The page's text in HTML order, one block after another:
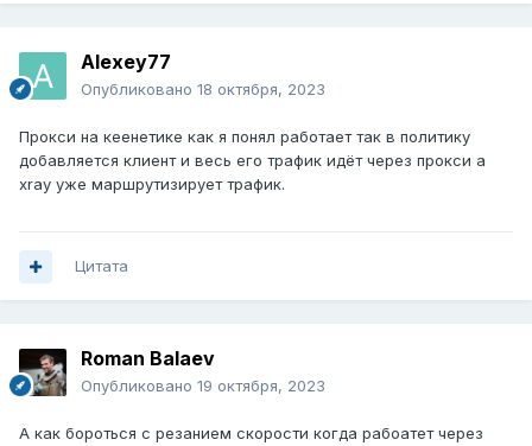
Alexey77
Опубликовано 18 октября, 2023
Прокси на кеенетике как я понял работает так в политику
добавляется клиент и весь его трафик идёт через прокси а
xray уже маршрутизирует трафик.
Цитата
Roman Balaev
Опубликовано 19 октября, 2023
А как бороться с резанием скорости когда рабоатет через